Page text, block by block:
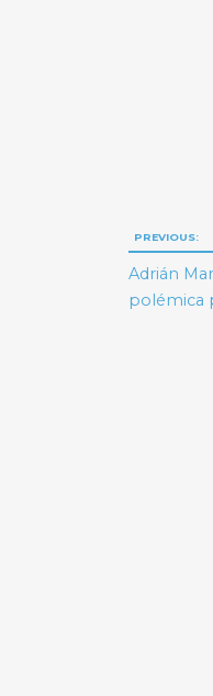
de
PREVIOUS:
Adrián
polémica